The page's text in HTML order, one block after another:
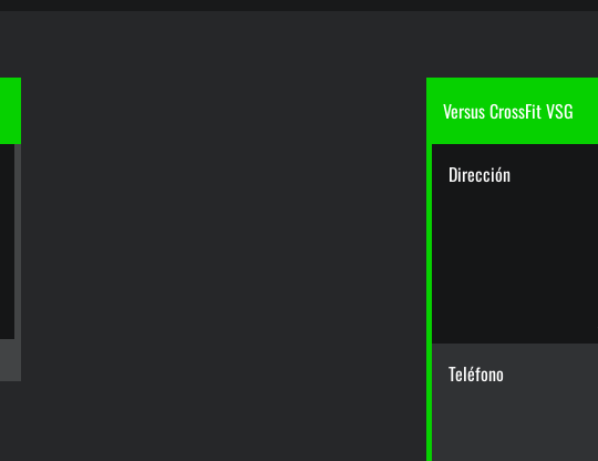
Versus CrossFit VSG
Dirección
Teléfono